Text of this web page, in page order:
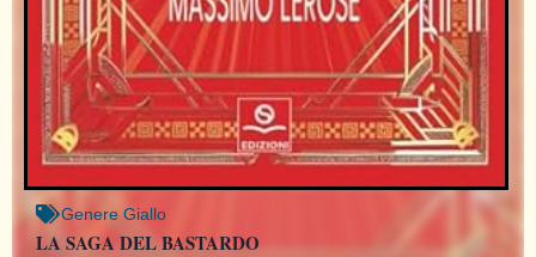
Genere Giallo
LA SAGA DEL BASTARDO